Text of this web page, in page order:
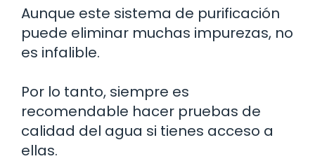
Aunque este sistema de purificación
puede eliminar muchas impurezas, no
es infalible.
Por lo tanto, siempre es
recomendable hacer pruebas de
calidad del agua si tienes acceso a
ellas.